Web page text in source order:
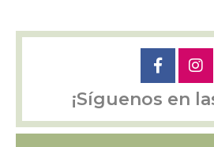
¡Síguenos en